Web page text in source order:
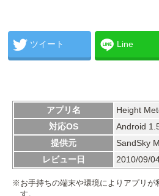
ツイート Line
アプリ名
Height
対応OS
Android
提供元
SandSky
レビュー日
2010/09/
※お手持ちの端末や環境によりアプリが
す。